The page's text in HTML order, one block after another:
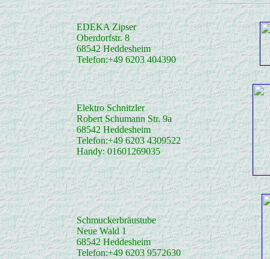
EDEKA Zipser
Oberdorfstr. 8
68542 Heddesheim
Telefon:+49 6203 404390
Elektro Schnitzler
Robert Schumann Str. 9a
68542 Heddesheim
Telefon:+49 6203 4309522
Handy: 01601269035
Schmuckerbräustube
Neue Wald 1
68542 Heddesheim
Telefon:+49 6203 9572630